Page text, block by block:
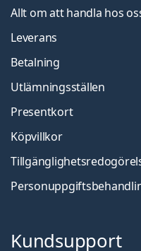
Allt om att handla hos
Leverans
Betalning
Utlämningsställen
Presentkort
Köpvillkor
Kundsupport